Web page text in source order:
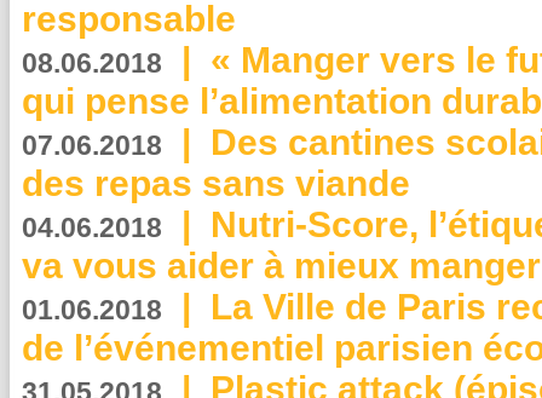
responsable
08.06.2018 | « Manger vers le
qui pense l’alimentation
07.06.2018 | Des cantines
des repas sans viande
04.06.2018 | Nutri-Score,
va vous aider à mieux
01.06.2018 | La Ville de Paris
de l’événementiel parisien
| Plastic attack